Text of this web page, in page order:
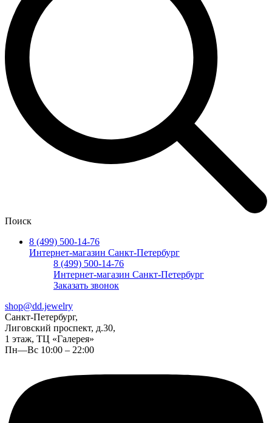
Поиск
8 (499) 500-14-76
Интернет-магазин Санкт-Петербург
8 (499) 500-14-76
Интернет-магазин Санкт-Петербург
Заказать звонок
shop@dd.jewelry
Санкт-Петербург,
Лиговский проспект, д.30,
1 этаж, ТЦ «Галерея»
Пн—Вс 10:00 – 22:00